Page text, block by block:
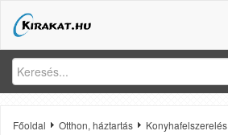
Főoldal Otthon, háztartás Konyhafelszerelés